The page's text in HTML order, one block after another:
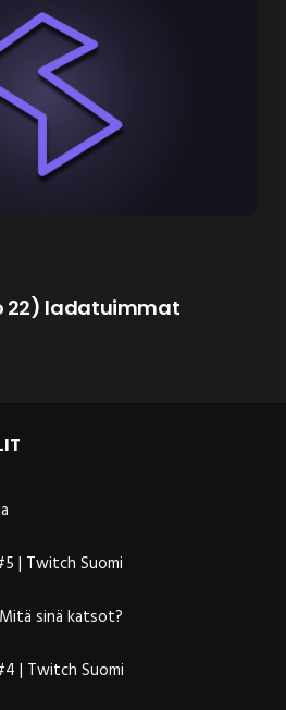
22) ladatuimmat
| Twitch Suomi
sinä katsot?
| Twitch Suomi